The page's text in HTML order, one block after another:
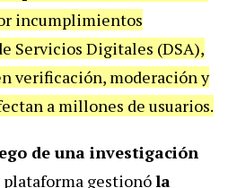
incumplimientos
Servicios Digitales (DSA),
verificación, moderación y
a millones de usuarios.
de una investigación
plataforma gestionóla